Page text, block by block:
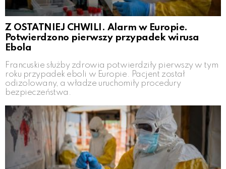
Z OSTATNIEJ CHWILI. Alarm w Europie.
Potwierdzono pierwszy przypadek wirusa
Ebola
Francuskie służby zdrowia potwierdziły pierwszy w tym
roku przypadek eboli w Europie. Pacjent został
odizolowany, a władze uruchomiły procedury
bezpieczeństwa.